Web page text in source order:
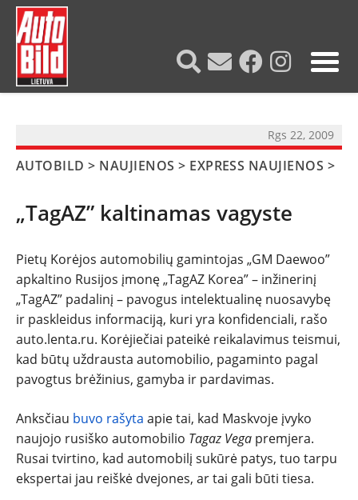
NAUJIENOS
TESTAI
NAUJI
NAUDOTI
REPORTAŽAI
Rgs 22, 2009
AUTOBILD > NAUJIENOS > EXPRESS NAUJIENOS >
„TagAZ” kaltinamas vagyste
Pietų Korėjos automobilių gamintojas „GM Daewoo”
apkaltino Rusijos įmonę „TagAZ Korea” – inžinerinį
„TagAZ” padalinį – pavogus intelektualinę nuosavybę
ir paskleidus informaciją, kuri yra konfidenciali, rašo
auto.lenta.ru. Korėjiečiai pateikė reikalavimus teismui,
kad būtų uždrausta automobilio, pagaminto pagal
pavogtus brėžinius, gamyba ir pardavimas.
Anksčiau buvo rašyta apie tai, kad Maskvoje įvyko
naujojo rusiško automobilio Tagaz Vega premjera.
Rusai tvirtino, kad automobilį sukūrė patys, tuo tarpu
ekspertai jau reiškė dvejones, ar tai gali būti tiesa.